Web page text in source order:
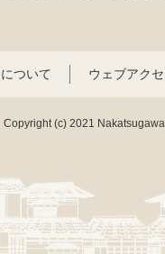
ついて ウェブアク
Copyright (c) 2021